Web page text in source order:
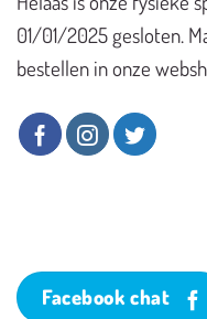
01/01/2025 gesloten.
bestellen in onze
Facebook chat